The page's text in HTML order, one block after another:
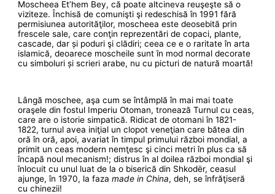
Moscheea Et’hem Bey, că poate altcineva reuşeşte să o
viziteze. Închisă de comunişti şi redeschisă în 1991 fără
permisiunea autorităţilor, moscheea este deosebită prin
frescele sale, care conţin reprezentări de copaci, plante,
cascade, dar și poduri şi clădiri; ceea ce e o raritate în arta
islamică, deoarece moscheile sunt în mod normal decorate
cu simboluri și scrieri arabe, nu cu picturi de natură moartă!
Lângă moschee, aşa cum se întâmplă în mai mai toate
oraşele din fostul Imperiu Otoman, tronează Turnul cu ceas,
care are o istorie simpatică. Ridicat de otomani în 1821-
1822, turnul avea iniţial un clopot veneţian care bătea din
oră în oră, apoi, avariat în timpul primului război mondial, a
primit un ceas modern nemţesc şi cinci metri în plus ca să
încapă noul mecanism!; distrus în al doilea război mondial şi
înlocuit cu unul luat de la o biserică din Shkodër, ceasul
ajunge, în 1970, la fazamade in China, deh, se înfrăţiseră
cu chinezii!